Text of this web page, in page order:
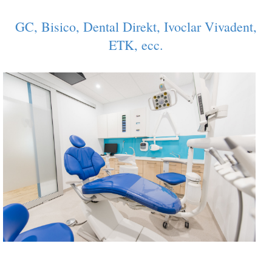
GC, Bisico, Dental Direkt, Ivoclar Vivadent,
ETK, ecc.